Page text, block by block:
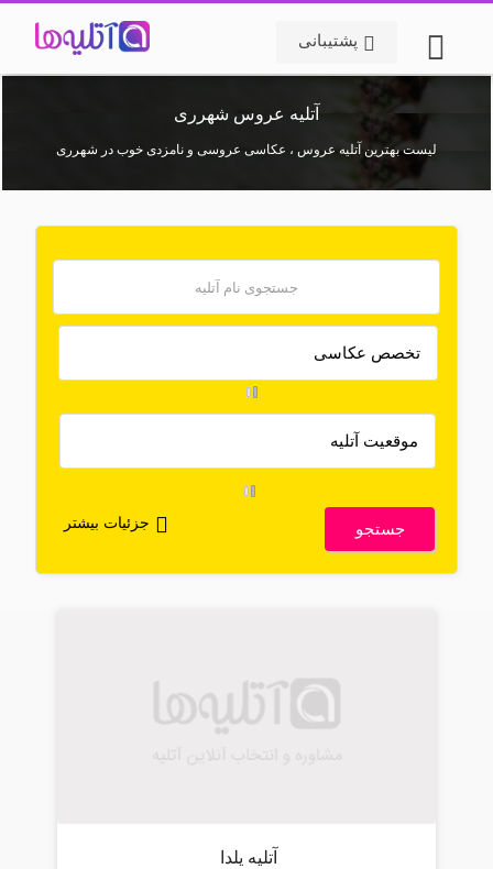
پشتیبانی
آتلیه عروس شهرری
لیست بهترین آتلیه عروس ، عکاسی عروسی و نامزدی خوب در شهرری
جستجو جزئیات بیشتر
آتلیه یلدا